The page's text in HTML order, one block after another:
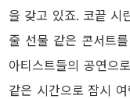
을 갖고 있죠. 코끝 시
줄 선물 같은 콘서트
아티스트들의 공연으
같은 시간으로 잠시